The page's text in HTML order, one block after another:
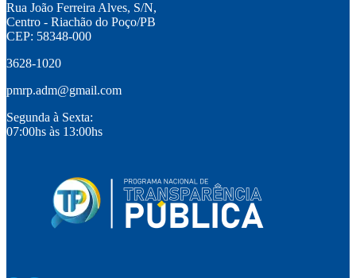
Rua João Ferreira Alves, S/N,
Centro - Riachão do Poço/PB
CEP: 58348-000
3628-1020
pmrp.adm@gmail.com
Segunda à Sexta:
07:00hs às 13:00hs